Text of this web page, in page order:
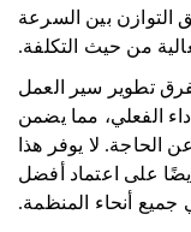
التوازن بين السرعة
من حيث التكلفة.
تطوير سير العمل
الفعلي، مما يضمن
الحاجة. لا يوفر هذا
على اعتماد أفضل
جميع أنحاء المنظمة.